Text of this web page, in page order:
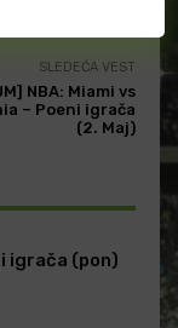
SLEDEĆA VEST
NBA: Miami vs
– Poeni igrača
(2. Maj)
igrača (pon)